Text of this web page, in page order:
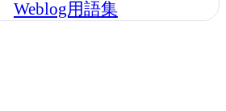
Weblog用語集